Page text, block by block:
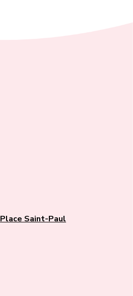
Maison des syndicat, Place Saint-Paul